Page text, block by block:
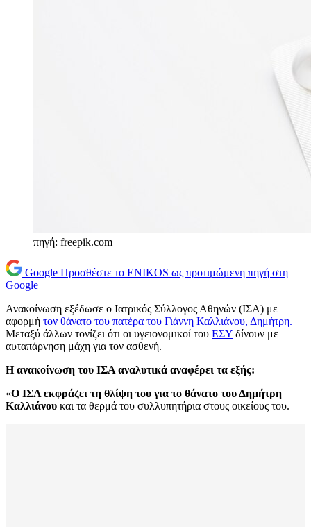
πηγή: freepik.com
Google Προσθέστε το ENIKOS ως προτιμώμενη πηγή στη
Google
Ανακοίνωση εξέδωσε ο Ιατρικός Σύλλογος Αθηνών (ΙΣΑ) με
αφορμή τον θάνατο του πατέρα του Γιάννη Καλλιάνου, Δημήτρη.
Μεταξύ άλλων τονίζει ότι οι υγειονομικοί του ΕΣΥ δίνουν με
αυταπάρνηση μάχη για τον ασθενή.
Η ανακοίνωση του ΙΣΑ αναλυτικά αναφέρει τα εξής:
«Ο ΙΣΑ εκφράζει τη θλίψη του για το θάνατο του Δημήτρη
Καλλιάνου και τα θερμά του συλλυπητήρια στους οικείους του.